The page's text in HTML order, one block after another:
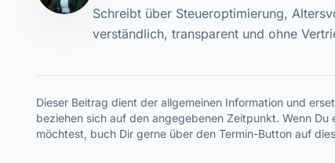
Schreibt über Steueroptimierung,
verständlich, transparent und ohne
Dieser Beitrag dient der allgemeinen Information und
beziehen sich auf den angegebenen Zeitpunkt. Wenn
möchtest, buch Dir gerne über den Termin-Button auf